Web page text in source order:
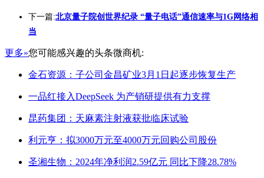
下一篇:北京量子院创世界纪录 “量子电话”通信速率与1G网络相
当
更多»您可能感兴趣的头条微商机:
金石资源：子公司金昌矿业3月1日起逐步恢复生产
一品红接入DeepSeek 为产销研提供有力支撑
昆药集团：天麻素注射液获批临床试验
利元亨：拟3000万元至4000万元回购公司股份
圣湘生物：2024年净利润2.59亿元 同比下降28.78%